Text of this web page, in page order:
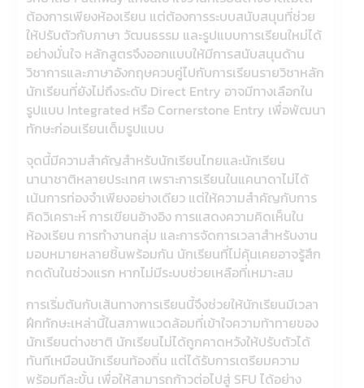
ต้องการเพียงห้องเรียน แต่ต้องการระบบสนับสนุนที่ช่วย
ให้ปรับตัวกับภาษา วัฒนธรรม และรูปแบบการเรียนใหม่ได้
อย่างมั่นใจ หลักสูตรจึงออกแบบให้มีการสนับสนุนด้าน
วิชาการและภาษาอังกฤษควบคู่ไปกับการเรียนรายวิชาหลัก
นักเรียนที่ยังไม่ถึงระดับ Direct Entry อาจมีทางเลือกใน
รูปแบบ Integrated หรือ Cornerstone Entry เพื่อพัฒนา
ทักษะก่อนเรียนเต็มรูปแบบ
จุดนี้มีความสำคัญสำหรับนักเรียนไทยและนักเรียน
นานาชาติหลายประเทศ เพราะการเรียนในแคนาดาไม่ได้
เน้นการท่องจำเพียงอย่างเดียว แต่ให้ความสำคัญกับการ
คิดวิเคราะห์ การเขียนอ้างอิง การแสดงความคิดเห็นใน
ห้องเรียน การทำงานกลุ่ม และการจัดการเวลาสำหรับงาน
มอบหมายหลายชิ้นพร้อมกัน นักเรียนที่ไม่คุ้นเคยอาจรู้สึก
กดดันในช่วงแรก หากไม่มีระบบช่วยเหลือที่เหมาะสม
การเริ่มต้นกับเส้นทางการเรียนนี้จึงช่วยให้นักเรียนมีเวลา
ฝึกทักษะเหล่านี้ในสภาพแวดล้อมที่เข้าใจความท้าทายของ
นักเรียนต่างชาติ นักเรียนไม่ได้ถูกคาดหวังให้ปรับตัวได้
ทันทีเหมือนนักเรียนท้องถิ่น แต่ได้รับการเตรียมความ
พร้อมทีละขั้น เพื่อให้สามารถก้าวต่อไปสู่ SFU ได้อย่าง